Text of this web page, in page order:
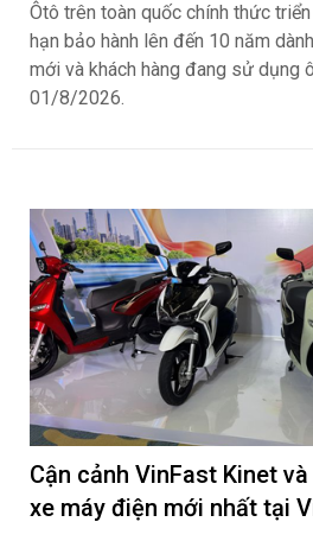
Ôtô trên toàn quốc chính thức
hạn bảo hành lên đến 10 năm
mới và khách hàng đang sử dụng
01/8/2026.
Cận cảnh VinFast Kinet
xe máy điện mới nhất tại